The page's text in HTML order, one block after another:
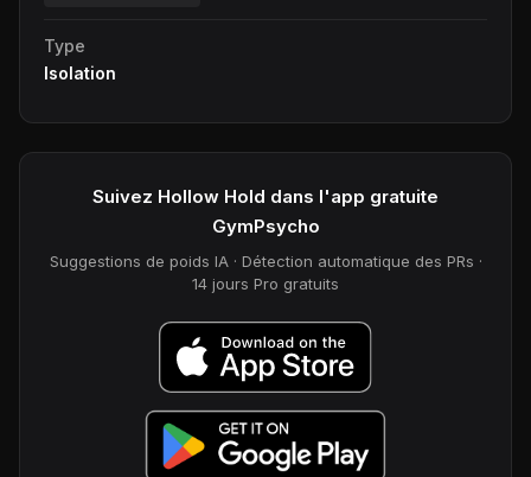
Type
Isolation
Suivez Hollow Hold dans l'app gratuite
GymPsycho
Suggestions de poids IA · Détection automatique des PRs ·
14 jours Pro gratuits